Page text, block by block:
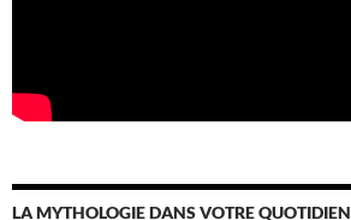
LA MYTHOLOGIE DANS VOTRE QUOTIDIEN